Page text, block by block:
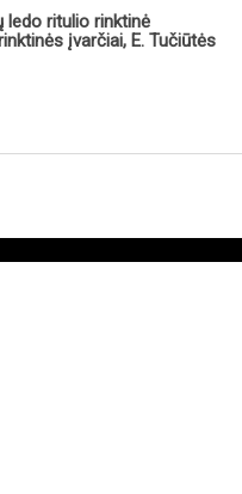
ledo ritulio rinktinė
įvarčiai, E. Tučiūtės